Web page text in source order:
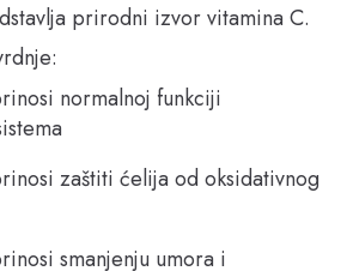
prirodni izvor vitamina C.
normalnoj funkciji
zaštiti ćelija od oksidativnog
smanjenju umora i